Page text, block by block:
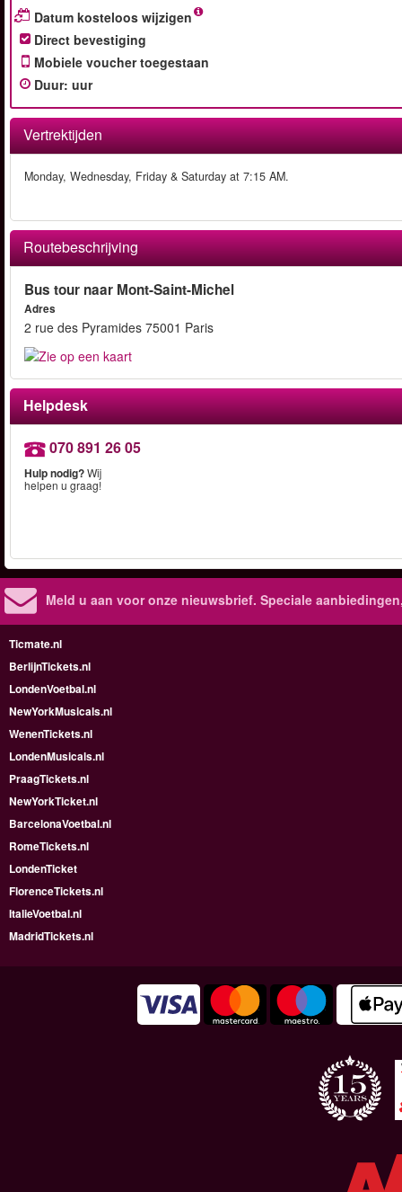
Datum kosteloos wijzigen
Direct bevestiging
Mobiele voucher toegestaan
Duur: uur
Vertrektijden
Monday, Wednesday, Friday & Saturday at 7:15 AM.
Routebeschrijving
Bus tour naar Mont-Saint-Michel
Adres
2 rue des Pyramides 75001 Paris
Helpdesk
070 891 26 05
Hulp nodig?Wij
helpen u graag!
Meld u aan voor onze nieuwsbrief. Speciale
Ticmate.nl
BerlijnTickets.nl
LondenVoetbal.nl
NewYorkMusicals.nl
WenenTickets.nl
LondenMusicals.nl
PraagTickets.nl
NewYorkTicket.nl
BarcelonaVoetbal.nl
RomeTickets.nl
LondenTicket
FlorenceTickets.nl
ItalieVoetbal.nl
MadridTickets.nl